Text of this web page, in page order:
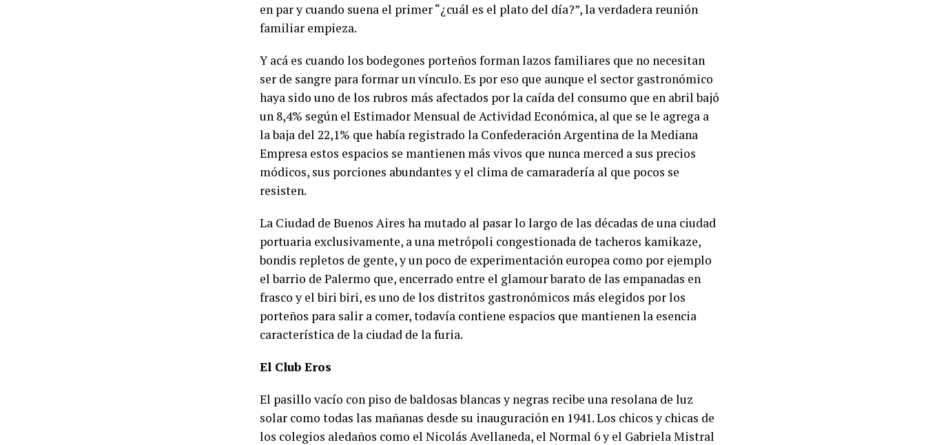
en par y cuando suena el primer “¿cuál es el plato del día?”, la verdadera reunión
familiar empieza.
Y acá es cuando los bodegones porteños forman lazos familiares que no necesitan
ser de sangre para formar un vínculo. Es por eso que aunque el sector gastronómico
haya sido uno de los rubros más afectados por la caída del consumo que en abril bajó
un 8,4% según el Estimador Mensual de Actividad Económica, al que se le agrega a
la baja del 22,1% que había registrado la Confederación Argentina de la Mediana
Empresa estos espacios se mantienen más vivos que nunca merced a sus precios
módicos, sus porciones abundantes y el clima de camaradería al que pocos se
resisten.
La Ciudad de Buenos Aires ha mutado al pasar lo largo de las décadas de una ciudad
portuaria exclusivamente, a una metrópoli congestionada de tacheros kamikaze,
bondis repletos de gente, y un poco de experimentación europea como por ejemplo
el barrio de Palermo que, encerrado entre el glamour barato de las empanadas en
frasco y el biri biri, es uno de los distritos gastronómicos más elegidos por los
porteños para salir a comer, todavía contiene espacios que mantienen la esencia
característica de la ciudad de la furia.
El Club Eros
El pasillo vacío con piso de baldosas blancas y negras recibe una resolana de luz
solar como todas las mañanas desde su inauguración en 1941. Los chicos y chicas de
los colegios aledaños como el Nicolás Avellaneda, el Normal 6 y el Gabriela Mistral